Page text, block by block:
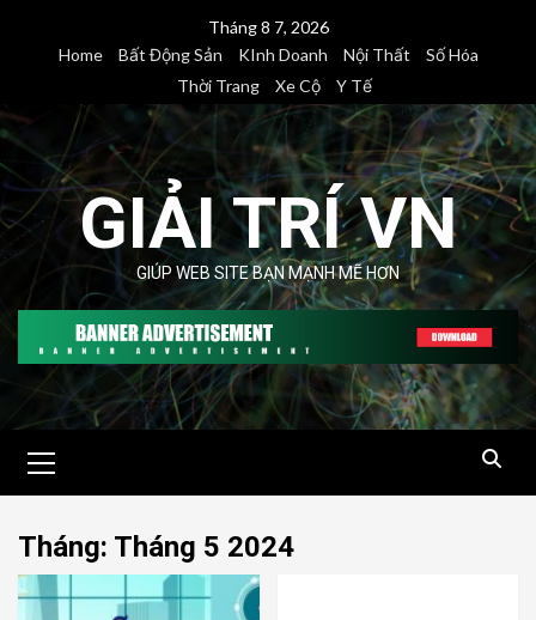
Tháng 8 7, 2026
Home
Bất Động Sản KInh Doanh Nội Thất
Số Hóa
Thời Trang
Xe Cộ Y Tế
GIẢI TRÍ VN
GIÚP WEB SITE BẠN MẠNH MẼ HƠN
Menu
Tháng: Tháng 5 2024